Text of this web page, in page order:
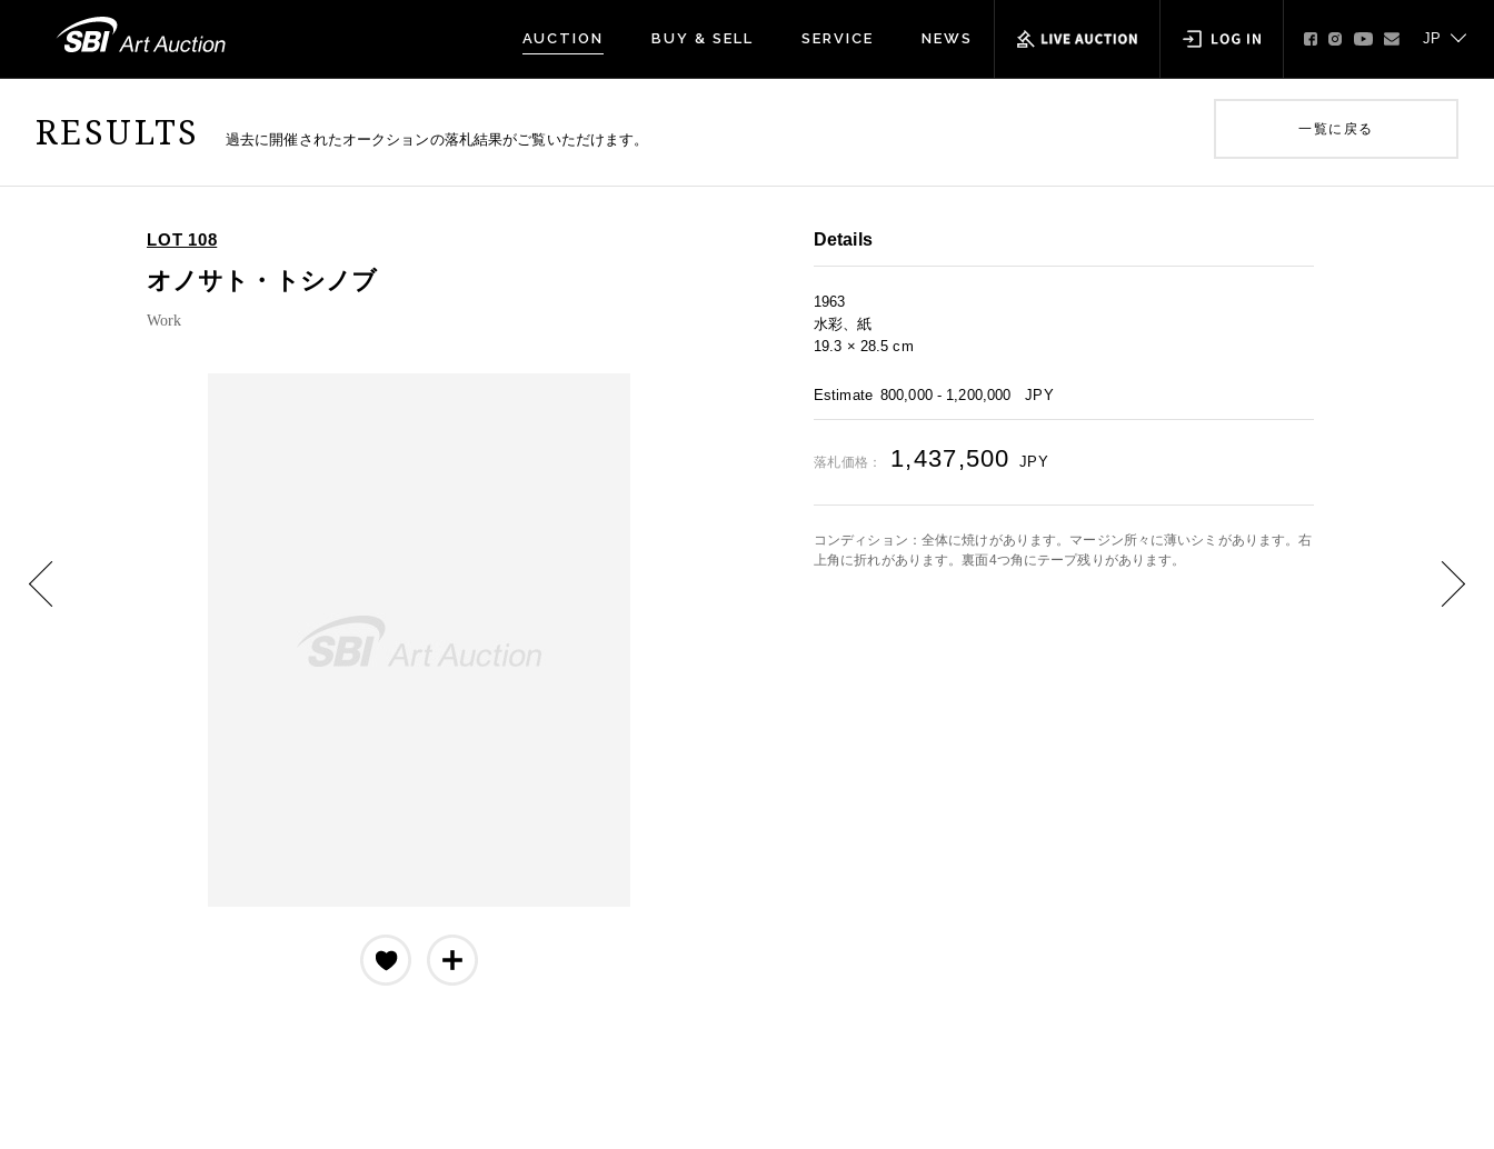
AUCTION BUY & SELL SERVICE NEWS
RESULTS 過去に開催されたオークションの落札結果がご覧いただけます。
一覧に戻る
LOT 108
オノサト・トシノブ
Work
Details
1963
水彩、紙
19.3 × 28.5 cm
Estimate 800,000 - 1,200,000 JPY
落札価格： 1,437,500 JPY
コンディション：全体に焼けがあります。マージン所々に薄いシミがあります。右
上角に折れがあります。裏面4つ角にテープ残りがあります。